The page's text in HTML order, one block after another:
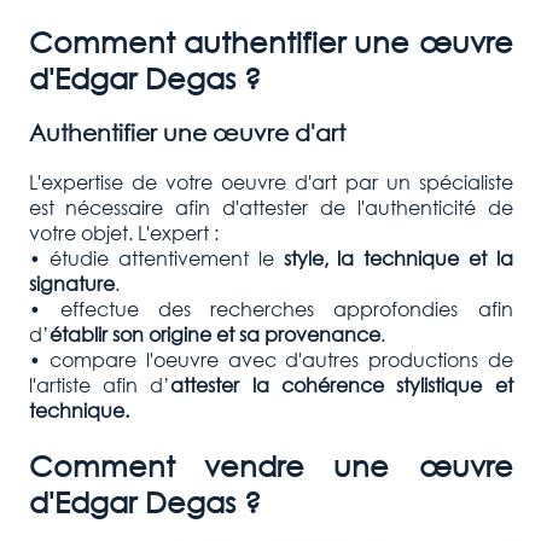
Comment authentifier une œuvre
d'Edgar Degas?
Authentifier une œuvre d'art
L'expertise de votre oeuvre d'art par un spécialiste
est nécessaire afin d'attester de l'authenticité de
votre objet. L'expert :
• étudie attentivement lestyle, la technique et la
signature.
• effectue des recherches approfondies afin
d’établir son origine et sa provenance.
• compare l'oeuvre avec d'autres productions de
l'artiste afin d’attester la cohérence stylistique et
technique.
Comment vendre une œuvre
d'Edgar Degas?